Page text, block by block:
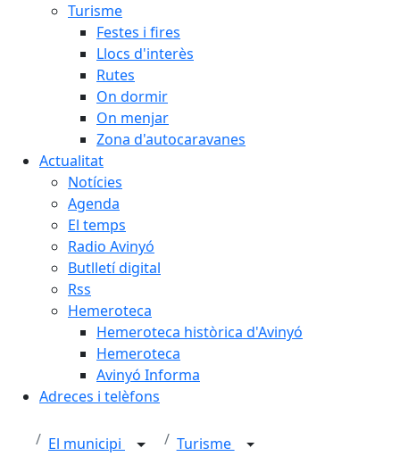
Turisme
Festes i fires
Llocs d'interès
Rutes
On dormir
On menjar
Zona d'autocaravanes
Actualitat
Notícies
Agenda
El temps
Radio Avinyó
Butlletí digital
Rss
Hemeroteca
Hemeroteca històrica d'Avinyó
Hemeroteca
Avinyó Informa
Adreces i telèfons
El municipi Turisme